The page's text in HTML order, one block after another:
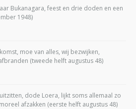
Bukanagara, feest en drie doden en een
1948)
moe van alles, wij bezwijken,
(tweede helft augustus 48)
dode Loera, lijkt soms allemaal zo
afzakken (eerste helft augustus 48)